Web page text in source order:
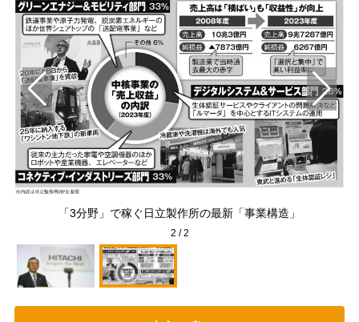
「3分野」で稼ぐ日立製作所の最新「事業構造」
2 /2